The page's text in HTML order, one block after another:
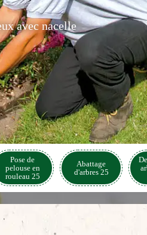
avec nacelle
Pose de
pelouse en
rouleau 25
Abattage
d'arbres 25